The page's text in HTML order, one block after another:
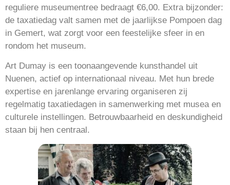
reguliere museumentree bedraagt €6,00. Extra bijzonder:
de taxatiedag valt samen met de jaarlijkse Pompoen dag
in Gemert, wat zorgt voor een feestelijke sfeer in en
rondom het museum.
Art Dumay is een toonaangevende kunsthandel uit
Nuenen, actief op internationaal niveau. Met hun brede
expertise en jarenlange ervaring organiseren zij
regelmatig taxatiedagen in samenwerking met musea en
culturele instellingen. Betrouwbaarheid en deskundigheid
staan bij hen centraal.